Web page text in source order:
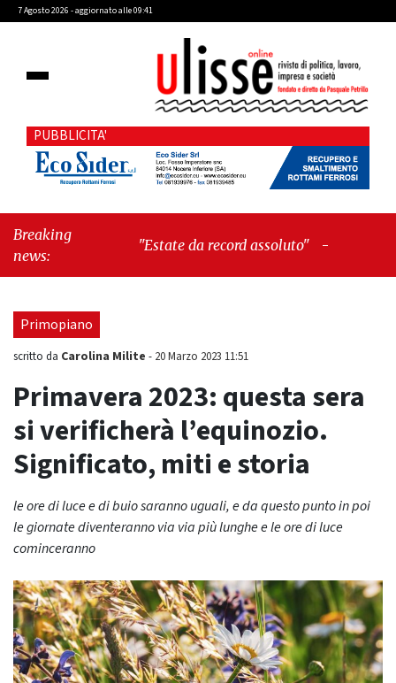
7 Agosto 2026 - aggiornato alle 09:41
PUBBLICITA'
Breaking
news:
"Estate da record assoluto" -"Francesco
Primopiano
scritto da Carolina Milite - 20 Marzo 2023 11:51
Primavera 2023: questa sera
si verificherà l’equinozio.
Significato, miti e storia
le ore di luce e di buio saranno uguali, e da questo punto in poi
le giornate diventeranno via via più lunghe e le ore di luce
cominceranno